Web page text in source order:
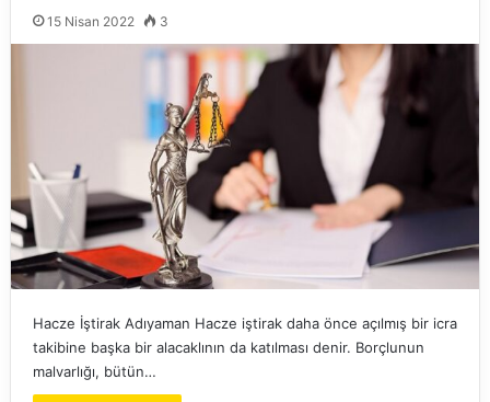
15 Nisan 2022 3
Hacze İştirak Adıyaman Hacze iştirak daha önce açılmış bir icra
takibine başka bir alacaklının da katılması denir. Borçlunun
malvarlığı, bütün…